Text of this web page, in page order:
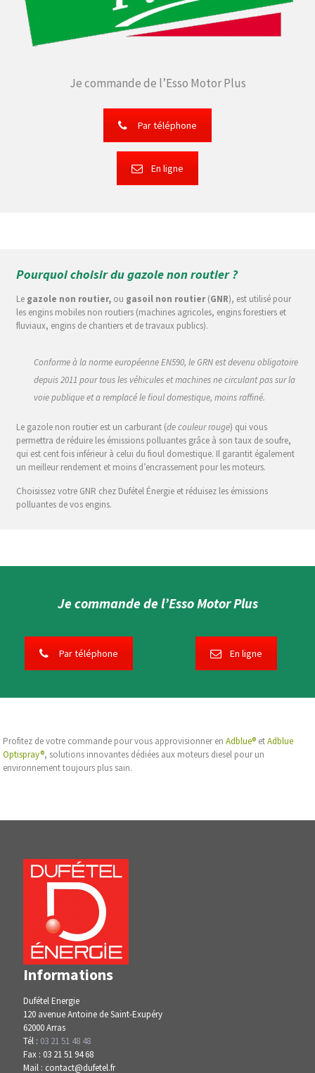
Je commande de l’Esso Motor Plus
Par téléphone
En ligne
Pourquoi choisir du gazole non routier ?
Le gazole non routier, ou gasoil non routier(GNR), est utilisé pour
les engins mobiles non routiers (machines agricoles, engins forestiers et
fluviaux, engins de chantiers et de travaux publics).
Conforme à la norme européenne EN590, le GRN est devenu obligatoire
depuis 2011 pour tous les véhicules et machines ne circulant pas sur la
voie publique et a remplacé le fioul domestique, moins raffiné.
Le gazole non routier est un carburant (de couleur rouge) qui vous
permettra de réduire les émissions polluantes grâce à son taux de soufre,
qui est cent fois inférieur à celui du fioul domestique. Il garantit également
un meilleur rendement et moins d’encrassement pour les moteurs.
Choisissez votre GNR chez Dufétel Énergie et réduisez les émissions
polluantes de vos engins.
Je commande de l’Esso Motor Plus
Par téléphone En ligne
Profitez de votre commande pour vous approvisionner enAdblue® etAdblue
Optispray®, solutions innovantes dédiées aux moteurs diesel pour un
environnement toujours plus sain.
Informations
Dufétel Energie
120 avenue Antoine de Saint-Exupéry
62000 Arras
Tél : 03 21 51 48 48
Fax : 03 21 51 94 68
Mail : contact@dufetel.fr